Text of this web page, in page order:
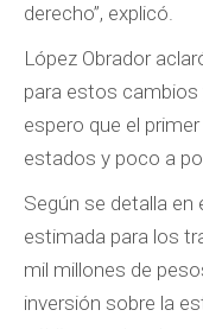
derecho”, explicó.
López Obrador
para estos cambios
espero que el
estados y poco a
Según se detalla en
estimada para los
mil millones de
inversión sobre la